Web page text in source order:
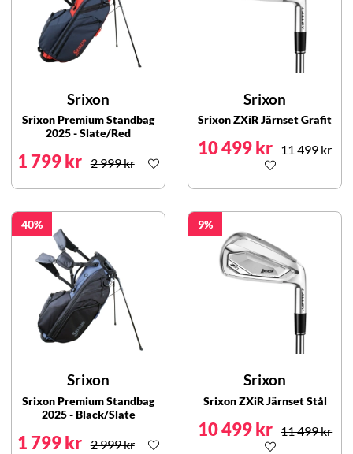
Srixon
Srixon Premium Standbag
2025 - Slate/Red
1 799 kr 2 999 kr
Srixon
Srixon ZXiR Järnset Grafit
10 499 kr 11 499 kr
40
Srixon
Srixon Premium Standbag
2025 - Black/Slate
1 799 kr 2 999 kr
9
Srixon
Srixon ZXiR Järnset Stål
10 499 kr 11 499 kr